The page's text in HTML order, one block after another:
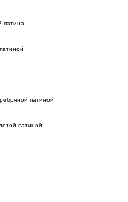
патина
патиной
патиной